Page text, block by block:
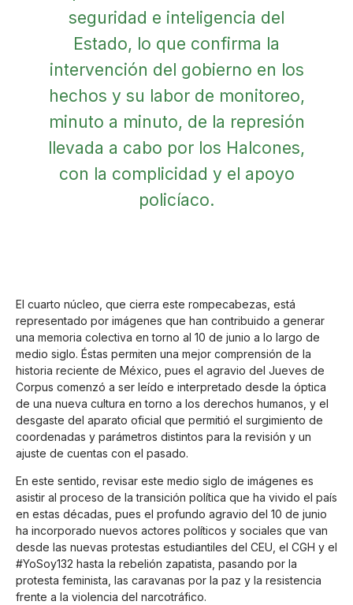
seguridad e inteligencia del
Estado, lo que confirma la
intervención del gobierno en los
hechos y su labor de monitoreo,
minuto a minuto, de la represión
llevada a cabo por los Halcones,
con la complicidad y el apoyo
policíaco.
El cuarto núcleo, que cierra este rompecabezas, está
representado por imágenes que han contribuido a generar
una memoria colectiva en torno al 10 de junio a lo largo de
medio siglo. Éstas permiten una mejor comprensión de la
historia reciente de México, pues el agravio del Jueves de
Corpus comenzó a ser leído e interpretado desde la óptica
de una nueva cultura en torno a los derechos humanos, y el
desgaste del aparato oficial que permitió el surgimiento de
coordenadas y parámetros distintos para la revisión y un
ajuste de cuentas con el pasado.
En este sentido, revisar este medio siglo de imágenes es
asistir al proceso de la transición política que ha vivido el país
en estas décadas, pues el profundo agravio del 10 de junio
ha incorporado nuevos actores políticos y sociales que van
desde las nuevas protestas estudiantiles del CEU, el CGH y el
#YoSoy132 hasta la rebelión zapatista, pasando por la
protesta feminista, las caravanas por la paz y la resistencia
frente a la violencia del narcotráfico.